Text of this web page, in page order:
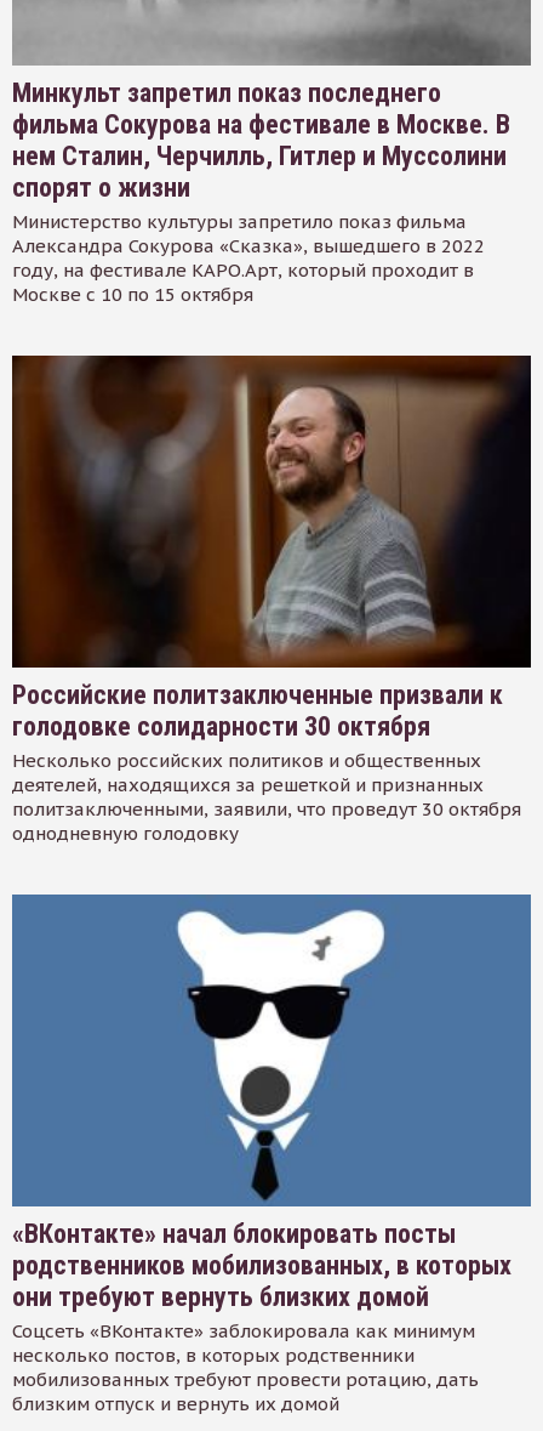
Минкульт запретил показ последнего
фильма Сокурова на фестивале в Москве. В
нем Сталин, Черчилль, Гитлер и Муссолини
спорят о жизни
Министерство культуры запретило показ фильма
Александра Сокурова «Сказка», вышедшего в 2022
году, на фестивале КАРО.Арт, который проходит в
Москве с 10 по 15 октября
Российские политзаключенные призвали к
голодовке солидарности 30 октября
Несколько российских политиков и общественных
деятелей, находящихся за решеткой и признанных
политзаключенными, заявили, что проведут 30 октября
однодневную голодовку
«ВКонтакте» начал блокировать посты
родственников мобилизованных, в которых
они требуют вернуть близких домой
Соцсеть «ВКонтакте» заблокировала как минимум
несколько постов, в которых родственники
мобилизованных требуют провести ротацию, дать
близким отпуск и вернуть их домой